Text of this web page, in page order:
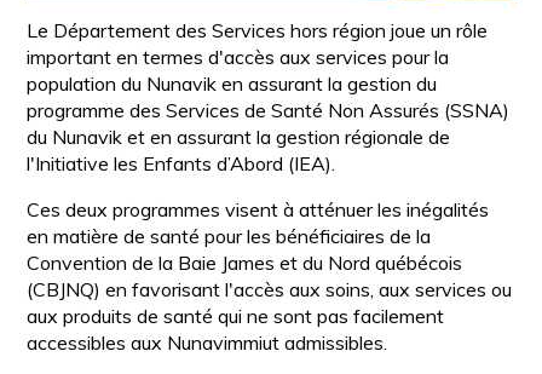
Le Département des Services hors région joue un rôle
important en termes d'accès aux services pour la
population du Nunavik en assurant la gestion du
programme des Services de Santé Non Assurés (SSNA)
du Nunavik et en assurant la gestion régionale de
l'Initiative les Enfants d’Abord (IEA).
Ces deux programmes visent à atténuer les inégalités
en matière de santé pour les bénéficiaires de la
Convention de la Baie James et du Nord québécois
(CBJNQ) en favorisant l'accès aux soins, aux services ou
aux produits de santé qui ne sont pas facilement
accessibles aux Nunavimmiut admissibles.